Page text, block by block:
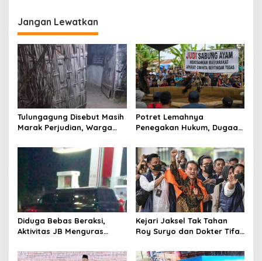
g
a
s
i
p
o
s
Jangan Lewatkan
Tulungagung Disebut Masih
Marak Perjudian, Warga
hingga Usut Dugaan Beking
Potret Lemahnya
Penegakan Hukum, Dugaan
Tulungagung Tuai Sorotan
Diduga Bebas Beraksi,
Aktivitas JB Menguras
Bojonegoro Jadi Sorotan
Kejari Jaksel Tak Tahan
Roy Suryo dan Dokter Tifa,
Keluarga dan Kepastian